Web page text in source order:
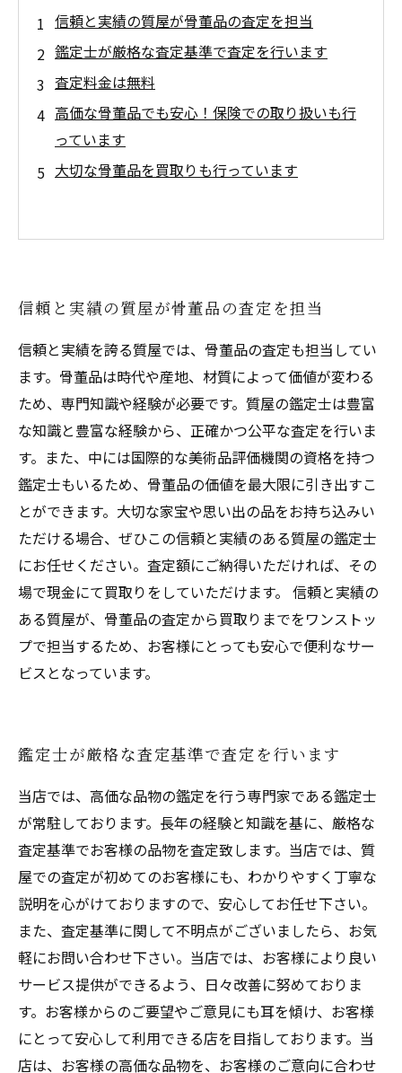
信頼と実績の質屋が骨董品の査定を担当
鑑定士が厳格な査定基準で査定を行います
査定料金は無料
高価な骨董品でも安心！保険での取り扱いも行
っています
大切な骨董品を買取りも行っています
信頼と実績の質屋が骨董品の査定を担当
信頼と実績を誇る質屋では、骨董品の査定も担当してい
ます。骨董品は時代や産地、材質によって価値が変わる
ため、専門知識や経験が必要です。質屋の鑑定士は豊富
な知識と豊富な経験から、正確かつ公平な査定を行いま
す。また、中には国際的な美術品評価機関の資格を持つ
鑑定士もいるため、骨董品の価値を最大限に引き出すこ
とができます。大切な家宝や思い出の品をお持ち込みい
ただける場合、ぜひこの信頼と実績のある質屋の鑑定士
にお任せください。査定額にご納得いただければ、その
場で現金にて買取りをしていただけます。 信頼と実績の
ある質屋が、骨董品の査定から買取りまでをワンストッ
プで担当するため、お客様にとっても安心で便利なサー
ビスとなっています。
鑑定士が厳格な査定基準で査定を行います
当店では、高価な品物の鑑定を行う専門家である鑑定士
が常駐しております。長年の経験と知識を基に、厳格な
査定基準でお客様の品物を査定致します。当店では、質
屋での査定が初めてのお客様にも、わかりやすく丁寧な
説明を心がけておりますので、安心してお任せ下さい。
また、査定基準に関して不明点がございましたら、お気
軽にお問い合わせ下さい。当店では、お客様により良い
サービス提供ができるよう、日々改善に努めておりま
す。お客様からのご要望やご意見にも耳を傾け、お客様
にとって安心して利用できる店を目指しております。当
店は、お客様の高価な品物を、お客様のご意向に合わせ